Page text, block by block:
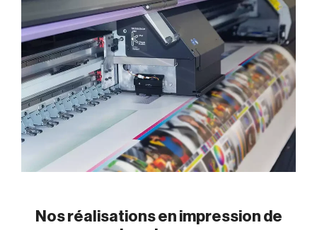
Nos réalisations en impression de